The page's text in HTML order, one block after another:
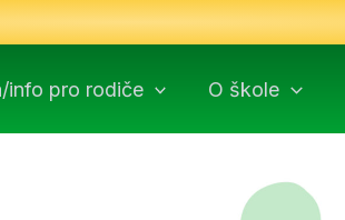
info pro rodiče O škole